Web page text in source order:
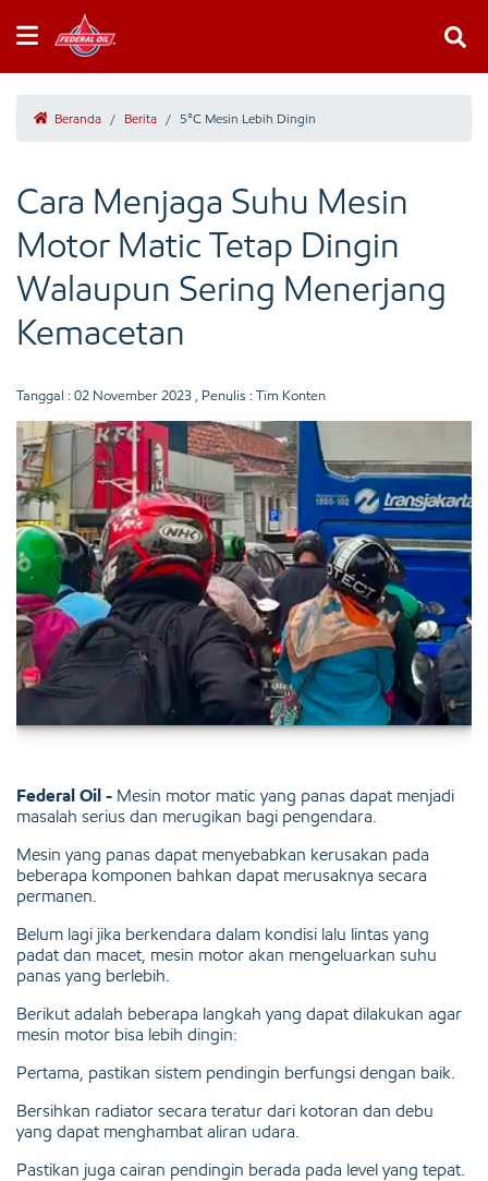
Beranda / Berita / 5°C Mesin Lebih Dingin
Cara Menjaga Suhu Mesin
Motor Matic Tetap Dingin
Walaupun Sering Menerjang
Kemacetan
Tanggal : 02 November 2023 , Penulis : Tim Konten
Federal Oil - Mesin motor matic yang panas dapat menjadi
masalah serius dan merugikan bagi pengendara.
Mesin yang panas dapat menyebabkan kerusakan pada
beberapa komponen bahkan dapat merusaknya secara
permanen.
Belum lagi jika berkendara dalam kondisi lalu lintas yang
padat dan macet, mesin motor akan mengeluarkan suhu
panas yang berlebih.
Berikut adalah beberapa langkah yang dapat dilakukan agar
mesin motor bisa lebih dingin:
Pertama, pastikan sistem pendingin berfungsi dengan baik.
Bersihkan radiator secara teratur dari kotoran dan debu
yang dapat menghambat aliran udara.
Pastikan juga cairan pendingin berada pada level yang tepat.